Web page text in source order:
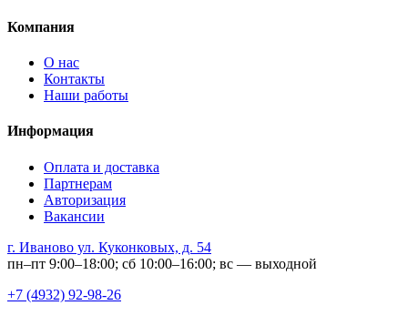
Компания
О нас
Контакты
Наши работы
Информация
Оплата и доставка
Партнерам
Авторизация
Вакансии
г. Иваново ул. Куконковых, д. 54
пн–пт 9:00–18:00; сб 10:00–16:00; вс — выходной
+7 (4932) 92-98-26